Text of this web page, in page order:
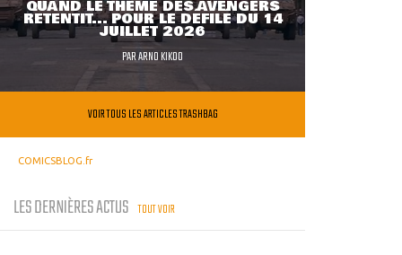
QUAND LE THÈME DES AVENGERS
RETENTIT... POUR LE DÉFILÉ DU 14
JUILLET 2026
PARARNO KIKOO
VOIR TOUS LES ARTICLES TRASHBAG
COMICSBLOG.fr
LES DERNIÈRES ACTUS TOUT VOIR